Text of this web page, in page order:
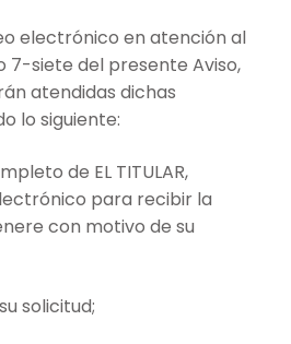
electrónico en atención al
7-siete del presente Aviso,
atendidas dichas
lo siguiente:
de EL TITULAR,
para recibir la
con motivo de su
solicitud;